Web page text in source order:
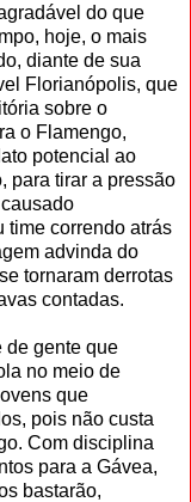
do que
hoje, o mais
diante de sua
Florianópolis, que
sobre o
o Flamengo,
potencial ao
para tirar a pressão
time correndo atrás
advinda do
tornaram derrotas
contadas.
de gente que
no meio de
que
pois não custa
Com disciplina
para a Gávea,
bastarão,